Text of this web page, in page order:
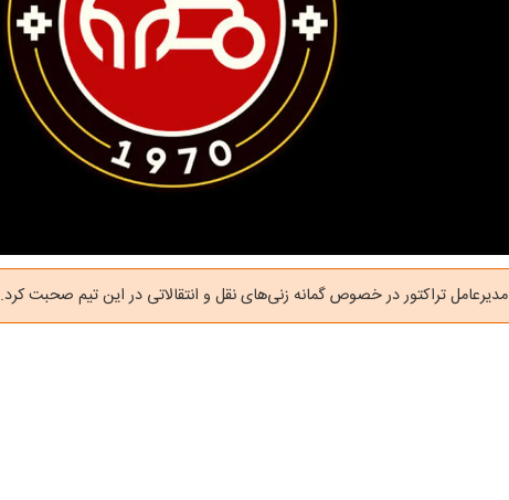
مدیرعامل تراکتور در خصوص گمانه زنی‌های نقل و انتقالاتی در این تیم صحبت کرد.